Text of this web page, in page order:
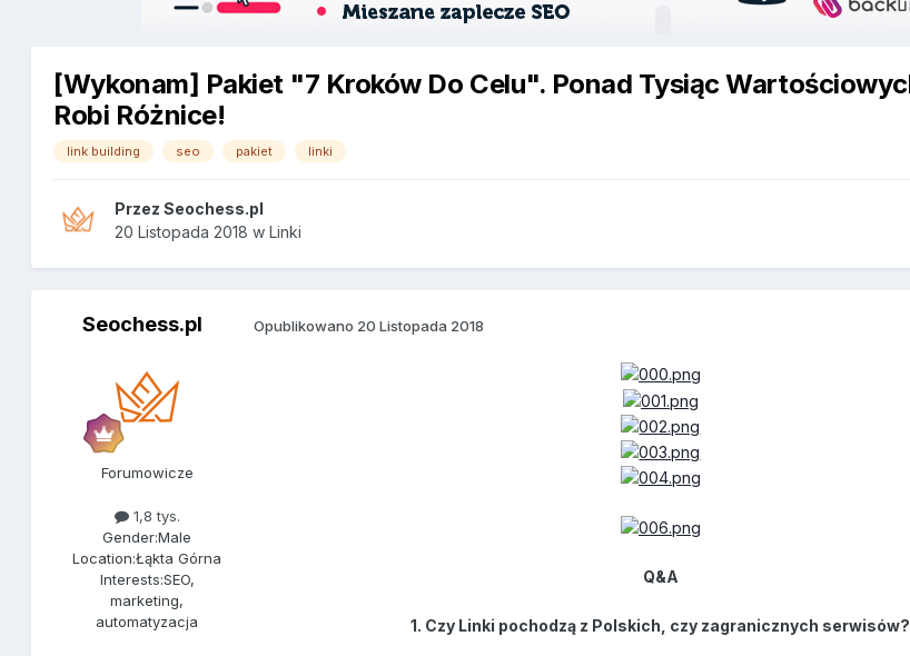
[Wykonam] Pakiet "7 Kroków Do Celu". Ponad Tysiąc
Robi Różnice!
link building seo pakiet linki
PrzezSeochess.pl
20 Listopada 2018 wLinki
Seochess.pl
Forumowicze
1,8 tys.
Gender:Male
Location:Łąkta Górna
Interests:SEO,
marketing,
automatyzacja
Opublikowano 20 Listopada 2018
Q&A
1. Czy Linki pochodzą z Polskich, czy zagranicznych serwisów?